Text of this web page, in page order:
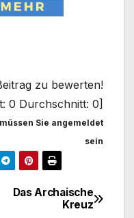
zu bewerten!
0 Durchschnitt: 0]
Sie angemeldet
sein
Das Archaische
Kreuz